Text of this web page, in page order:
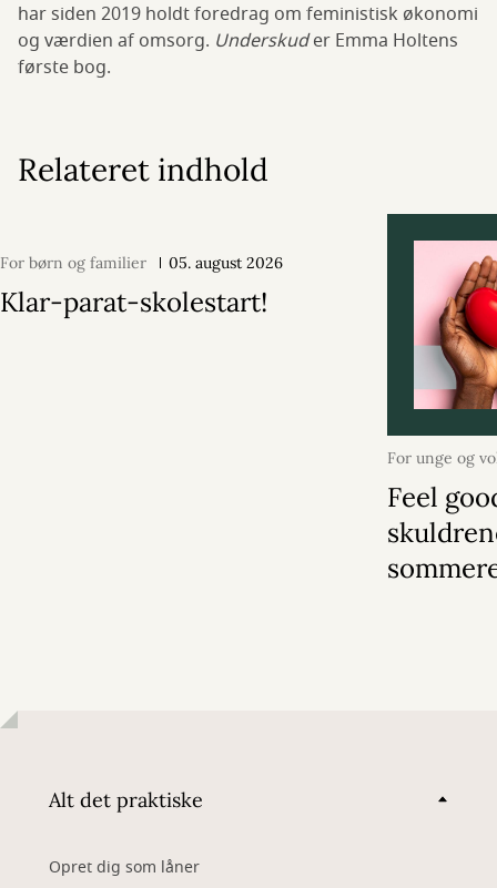
har siden 2019 holdt foredrag om feministisk økonomi
og værdien af omsorg. Underskuder Emma Holtens
første bog.
Relateret indhold
For børn og familier 05. august 2026
Klar-parat-skolestart!
For unge og
2026
Feel
Alt det praktiske
Opret dig som låner